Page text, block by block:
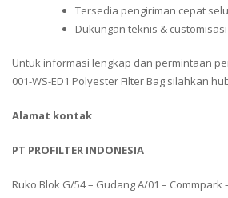
Tersedia pengiriman cepat
Dukungan teknis &
Untuk informasi lengkap dan permintaan
001-WS-ED1 Polyester Filter Bag silahkan
Alamat kontak
PT PROFILTER INDONESIA
Ruko Blok G/54 – Gudang A/01 –